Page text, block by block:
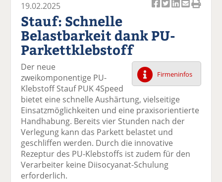
k
uf
F
ac
e
b
o
o
k
te
il
k
wi
tt
er
n
k
uf
Li
n
k
e
di
n
te
il
er
E
m
l
v
n
ck
e
19.02.2025
Stauf: Schnelle
Belastbarkeit dank PU-
Parkettklebstoff
Firmeninfos
Der neue
zweikomponentige PU-
Klebstoff Stauf PUK 4Speed
bietet eine schnelle Aushärtung, vielseitige
Einsatzmöglichkeiten und eine praxisorientierte
Handhabung. Bereits vier Stunden nach der
Verlegung kann das Parkett belastet und
geschliffen werden. Durch die innovative
Rezeptur des PU-Klebstoffs ist zudem für den
Verarbeiter keine Diisocyanat-Schulung
erforderlich.